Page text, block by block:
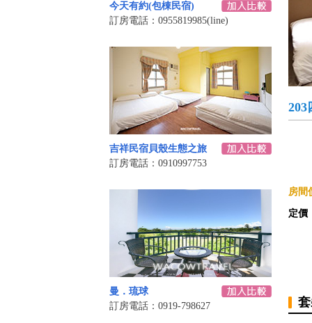
今天有約(包棟民宿)
訂房電話：0955819985(line)
吉祥民宿貝殼生態之旅
訂房電話：0910997753
曼．琉球
訂房電話：0919-798627
203
房間
定價